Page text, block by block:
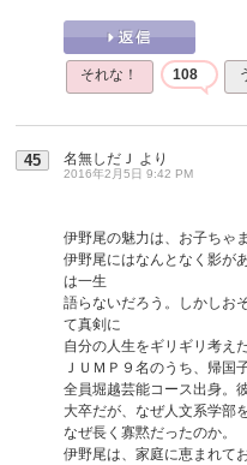
それな！ 108
45 名無しだＪ より
2016年2月5日 9:42 PM
伊野尾の魅力は、お子ちゃ
伊野尾にはなんとなく影が
は一生
語らないだろう。しかしお
て真剣に
自分の人生をギリギリ考え
ＪＵＭＰ９名のうち、帰国
全員堀越芸能コース出身。
大卒だが、なぜ人文系学部
なぜ長く寡黙だったのか。
伊野尾は、家庭に恵まれて